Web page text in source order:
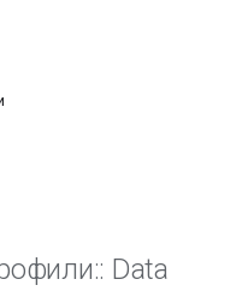
:: Data